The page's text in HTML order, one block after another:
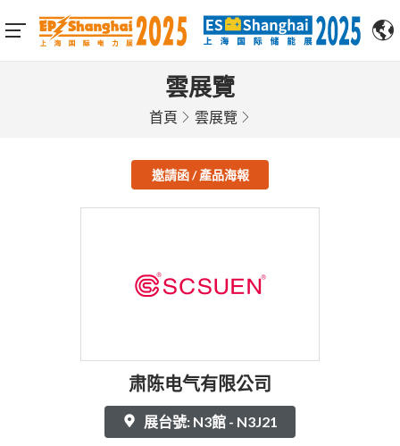
雲展覽
首頁 雲展覽
邀請函 / 產品海報
肃陈电气有限公司
展台號: N3館 - N3J21